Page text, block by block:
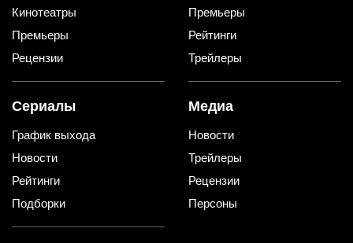
Кинотеатры
Премьеры
Рецензии
Премьеры
Рейтинги
Трейлеры
Сериалы
График выхода
Новости
Рейтинги
Подборки
Медиа
Новости
Трейлеры
Рецензии
Персоны